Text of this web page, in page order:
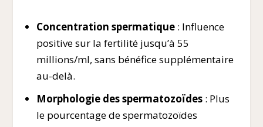
Concentration spermatique: Influence
positive sur la fertilité jusqu’à 55
millions/ml, sans bénéfice supplémentaire
au-delà.
Morphologie des spermatozoïdes: Plus
le pourcentage de spermatozoïdes